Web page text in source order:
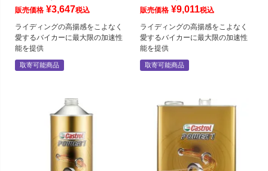
販売価格 ¥3,647税込
ライディングの高揚感をこよなく
愛するバイカーに最大限の加速性
能を提供
取寄可能商品
販売価格 ¥9,011税込
ライディングの高揚感をこよなく
愛するバイカーに最大限の加速性
能を提供
取寄可能商品